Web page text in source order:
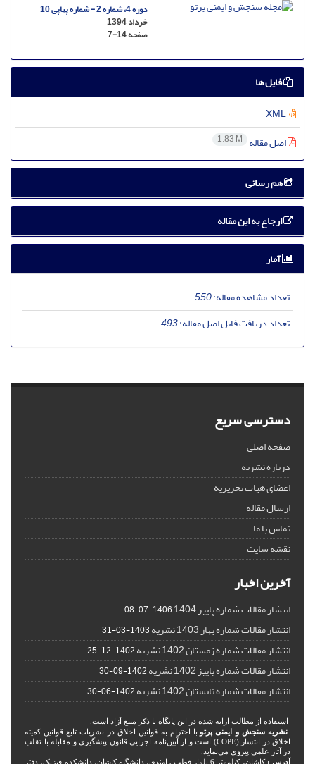
دوره 4، شماره 2 - شماره پیاپی 10
خرداد 1394
صفحه7-14
فایل ها
اصل مقاله 1.83 M
هم رسانی
ارجاع به این مقاله
آمار
تعداد مشاهده مقاله:550
تعداد دریافت فایل اصل مقاله:493
دسترسی سریع
صفحه اصلی
درباره نشریه
اعضای هیات تحریریه
ارسال مقاله
تماس با ما
نقشه سایت
آخرین اخبار
انتشار مقالات شماره پاییز 1404 1406-07-08
انتشار مقالات شماره بهار 1403 نشریه 1403-03-31
انتشار مقالات شماره زمستان 1402 نشریه 1402-12-25
انتشار مقالات شماره پاییز 1402 نشریه 1402-09-30
انتشار مقالات شماره تابستان 1402 نشریه 1402-06-30
استفاده از مطالب ارایه شده در این پایگاه با ذکر منبع آزاد است.
نشریه سنجش و ایمنی پرتو با احترام به قوانین اخلاق در نشریات تابع قوانین کمیته
اخلاق در انتشار (COPE) است و از آیین‌نامه اجرایی قانون پیشگیری و مقابله با تقلب
در آثار علمی پیروی می‌نماید.